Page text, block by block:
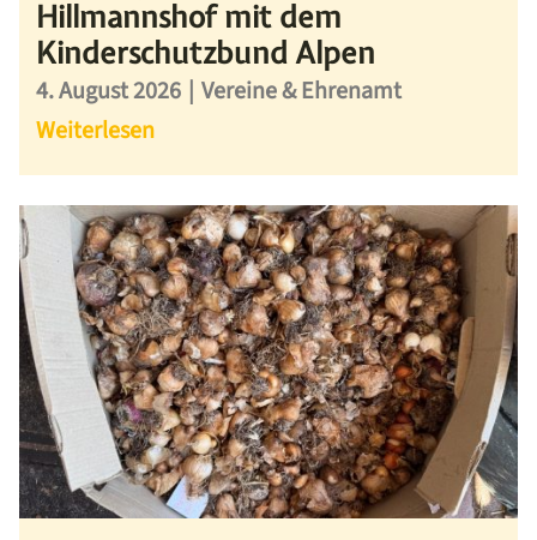
Hillmannshof mit dem
Kinderschutzbund Alpen
4. August 2026 | Vereine & Ehrenamt
Weiterlesen